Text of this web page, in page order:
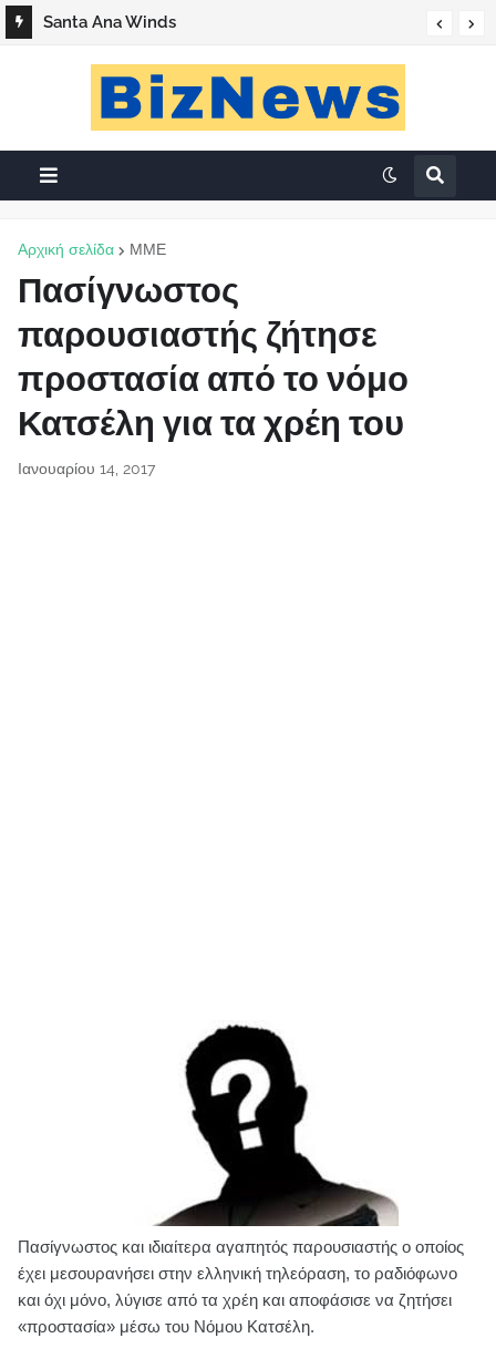
Santa Ana Winds
Αρχική σελίδα ΜΜΕ
Πασίγνωστος
παρουσιαστής ζήτησε
προστασία από το νόμο
Κατσέλη για τα χρέη του
Ιανουαρίου 14, 2017
Πασίγνωστος και ιδιαίτερα αγαπητός παρουσιαστής ο οποίος
έχει μεσουρανήσει στην ελληνική τηλεόραση, το ραδιόφωνο
και όχι μόνο, λύγισε από τα χρέη και αποφάσισε να ζητήσει
«προστασία» μέσω του Νόμου Κατσέλη.